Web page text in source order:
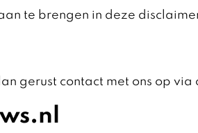
te brengen in deze
gerust contact met ons op via